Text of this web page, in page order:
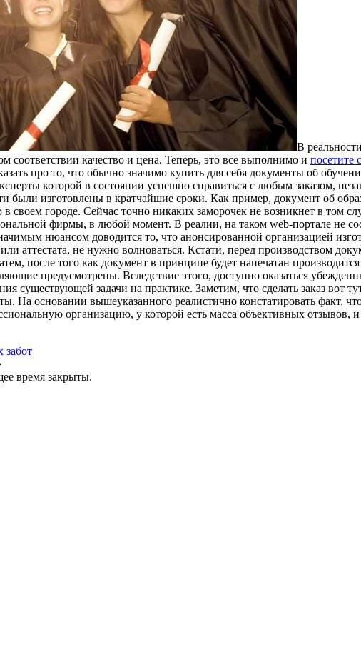
В
соответствии качество и цена. Теперь, это все выполнимо и посетите
про то, что обычно значимо купить для себя документы об
которой в состоянии успешно справиться с любым заказом,
были изготовлены в кратчайшие сроки. Как пример, документ об
своем городе. Сейчас точно никаких заморочек не возникнет в том
фирмы, в любой момент. В реалии, на таком web-портале не
нюансом доводится то, что анонсированной организацией
аттестата, не нужно волноваться. Кстати, перед производством
после того как документ в принципе будет напечатан
предусмотрены. Вследствие этого, доступно оказаться
существующей задачи на практике. Заметим, что сделать заказ вот
На основании вышеуказанного реалистично констатировать факт,
организацию, у которой есть масса объективных отзывов,
забот
время закрыты.